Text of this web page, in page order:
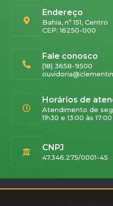
Endereço
Bahia, nº 151, Centro
CEP: 16250-000
Fale conosco
(18) 3658-9500
Horários de
Atendimento de
11h30 e 13:00 às
CNPJ
47.346.275/0001-45